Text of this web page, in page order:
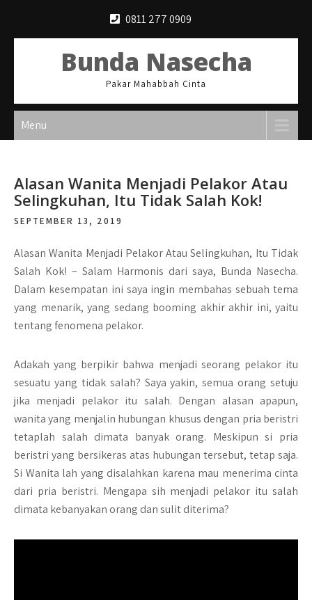
0811 277 0909
Bunda Nasecha
Pakar Mahabbah Cinta
Menu
Alasan Wanita Menjadi Pelakor Atau
Selingkuhan, Itu Tidak Salah Kok!
SEPTEMBER 13, 2019
Alasan Wanita Menjadi Pelakor Atau Selingkuhan, Itu Tidak
Salah Kok! – Salam Harmonis dari saya, Bunda Nasecha.
Dalam kesempatan ini saya ingin membahas sebuah tema
yang menarik, yang sedang booming akhir akhir ini, yaitu
tentang fenomena pelakor.
Adakah yang berpikir bahwa menjadi seorang pelakor itu
sesuatu yang tidak salah? Saya yakin, semua orang setuju
jika menjadi pelakor itu salah. Dengan alasan apapun,
wanita yang menjalin hubungan khusus dengan pria beristri
tetaplah salah dimata banyak orang. Meskipun si pria
beristri yang bersikeras atas hubungan tersebut, tetap saja.
Si Wanita lah yang disalahkan karena mau menerima cinta
dari pria beristri. Mengapa sih menjadi pelakor itu salah
dimata kebanyakan orang dan sulit diterima?